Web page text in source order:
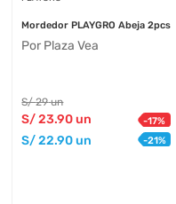
Mordedor PLAYGRO Abeja 2pcs
Por Plaza Vea
S/29 un
S/23.90 un -17%
S/22.90 un -21%